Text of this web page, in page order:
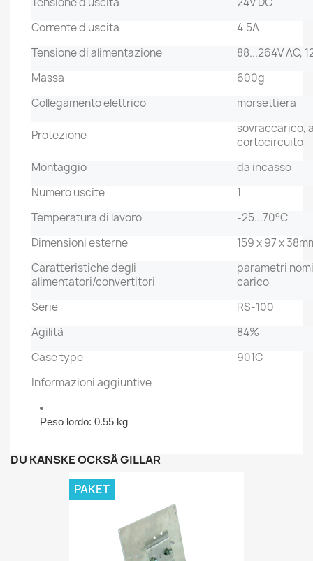
Corrente d'uscita
4.5A
Tensione di alimentazione
88...264V AC,
Massa
600g
Collegamento elettrico
morsettiera
Protezione
sovraccarico,
cortocircuito
Montaggio
da incasso
Numero uscite
1
Temperatura di lavoro
-25...70°C
Dimensioni esterne
159 x 97 x
Caratteristiche degli
alimentatori/convertitori
parametri
carico
Serie
RS-100
Agilità
84%
Case type
901C
Informazioni aggiuntive
Peso lordo: 0.55 kg
DU KANSKE OCKSÅ GILLAR
PAKET